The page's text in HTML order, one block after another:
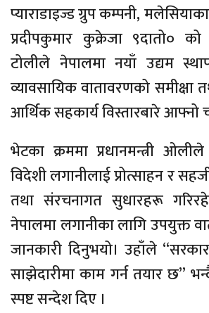
प्याराडाइज्ड ग्रुप कम्पनी,
प्रदीपकुमार कुक्रेजा ९दातो०
टोलीले नेपालमा नयाँ उद्यम
व्यावसायिक वातावरणको समीक्षा
आर्थिक सहकार्य विस्तारबारे आफ्नो
भेटका क्रममा प्रधानमन्त्री
विदेशी लगानीलाई प्रोत्साहन र
तथा संरचनागत सुधारहरू
नेपालमा लगानीका लागि उपयुक्त
जानकारी दिनुभयो। उहाँले
साझेदारीमा काम गर्न तयार छ”
स्पष्ट सन्देश दिए ।